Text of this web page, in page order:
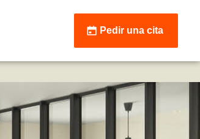
Pedir una cita